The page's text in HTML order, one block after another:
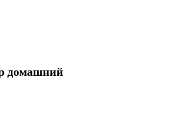
домашний